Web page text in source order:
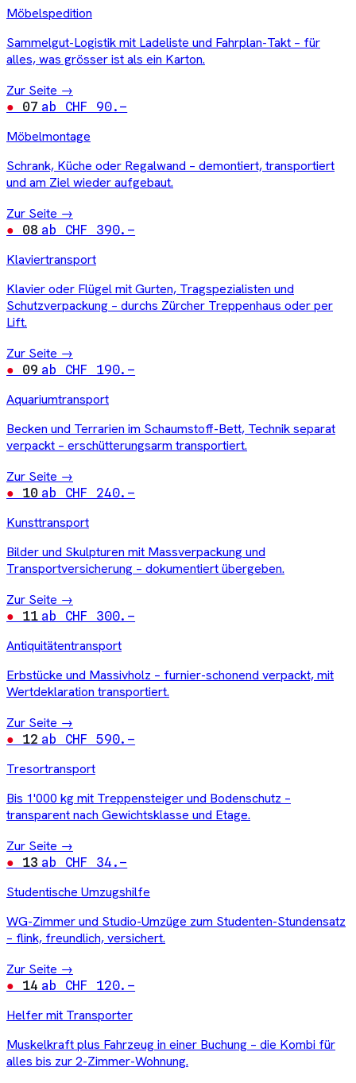
Möbelspedition
Sammelgut-Logistik mit Ladeliste und Fahrplan-Takt – für
alles, was grösser ist als ein Karton.
Zur Seite →
07 ab CHF 90.–
Möbelmontage
Schrank, Küche oder Regalwand – demontiert, transportiert
und am Ziel wieder aufgebaut.
Zur Seite →
08 ab CHF 390.–
Klaviertransport
Klavier oder Flügel mit Gurten, Tragspezialisten und
Schutzverpackung – durchs Zürcher Treppenhaus oder per
Lift.
Zur Seite →
09 ab CHF 190.–
Aquariumtransport
Becken und Terrarien im Schaumstoff-Bett, Technik separat
verpackt – erschütterungsarm transportiert.
Zur Seite →
10 ab CHF 240.–
Kunsttransport
Bilder und Skulpturen mit Massverpackung und
Transportversicherung – dokumentiert übergeben.
Zur Seite →
11 ab CHF 300.–
Antiquitätentransport
Erbstücke und Massivholz – furnier-schonend verpackt, mit
Wertdeklaration transportiert.
Zur Seite →
12 ab CHF 590.–
Tresortransport
Bis 1'000 kg mit Treppensteiger und Bodenschutz –
transparent nach Gewichtsklasse und Etage.
Zur Seite →
13 ab CHF 34.–
Studentische Umzugshilfe
WG-Zimmer und Studio-Umzüge zum Studenten-Stundensatz
– flink, freundlich, versichert.
Zur Seite →
14 ab CHF 120.–
Helfer mit Transporter
Muskelkraft plus Fahrzeug in einer Buchung – die Kombi für
alles bis zur 2-Zimmer-Wohnung.